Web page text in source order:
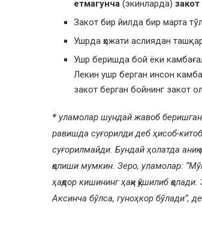
етмагунча (экинларда)
Закот бир йилда бир марта
Ушрда ҳожати аслиядан
Ушр беришда бой ёки
Лекин ушр берган инсон
закот берган бойнинг закот
* уламолар шундай жавоб
равишда суғорилди деб ҳисоб-
суғорилмайди. Бундай ҳолатда аниқ
қолиши мумкин. Зеро, уламолар:
ҳақдор кишининг ҳақи қўшилиб
Аксинча бўлса, гуноҳкор бўлади”,